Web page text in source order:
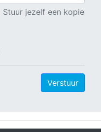
Stuur jezelf een kopie
Verstuur